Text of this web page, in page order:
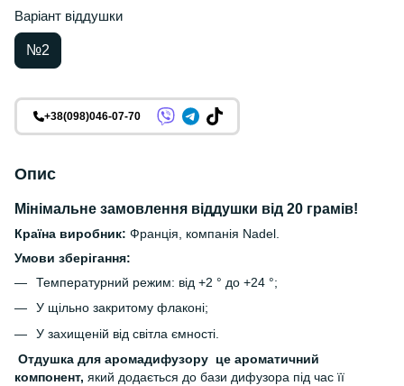
Варіант віддушки
№2
+38(098)046-07-70
Опис
Мінімальне замовлення віддушки від 20 грамів!
Країна виробник: Франція, компанія Nadel.
Умови зберігання:
Температурний режим: від +2 ° до +24 °;
У щільно закритому флаконі;
У захищеній від світла ємності.
Отдушка для аромадифузору це ароматичний
компонент, який додається до бази дифузора під час її